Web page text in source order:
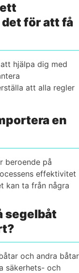
för att få
hjälpa dig med
att alla regler
en
beroende på
effektivitet
kan ta från några
segelbåt
och andra båtar
säkerhets- och